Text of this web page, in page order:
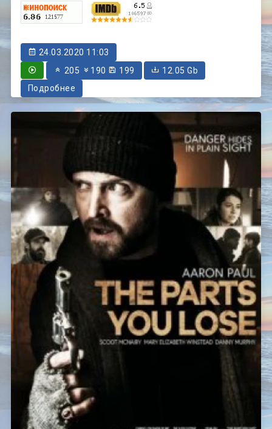
24.03.2020 11:03
205
190 199
12.05 Gb
Подробнее